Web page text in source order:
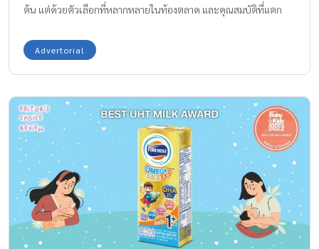
ต้น แต่ด้วยตัวเลือกที่หลากหลายในท้องตลาด และคุณสมบัติที่แตก
Baby & Kids มีนมกล่อง UHT สูตร 3 มาเทียบอย่างละเอียด เพื่อให้คุณ
แม่ตัดสินใจเลือกนมที่เหมาะสมกับลูกรักได้อย่างมั่นใจ ช่วยให้เขา
เด็กวัยเริ่มต้น ความหลากหลายเพื่อพัฒนาการที่สมบูรณ์ เมื่อลูกน้อย
ก้าวเข้าสู่วัย 1 ปีขึ้นไป ถือเป็นช่วงเวลาสำคัญที่เขาจะเริ่มเรียนรู้และ
ปรับตัวกับการกินอาหารที่หลากหลายมากขึ้น คล้ายกับที่ผู้ใหญ่รับ
ประทานเลยค่ะ ในฐานะคุณแม่ สิ่งสำคัญคือการดูแลให้ลูกได้รับ
ประทานอาหารอย่างครบถ้วนทั้ง 3 มื้อหลัก โดยเน้นสารอาหารให้ครบ 5
หมู่ เพื่อส่งเสริมการเจริญเติบโตและพัฒนาการที่แข็งแรง อาหารที่
เหมาะสมกับวัยนี้ควรมีลักษณะที่ไม่แข็งมาก เพื่อให้ลูกเคี้ยวและกลืน
ได้ง่าย เช่น ก๋วยเตี๋ยวน้ำ โจ๊ก ข้าวต้ม หรือราดหน้า ที่ผ่านการหั่นหรือบด
ให้มีขนาดพอดีคำ นอกจากอาหารมื้อหลักแล้ว การเสริมด้วย นม ก็ยังคง
Advertorial